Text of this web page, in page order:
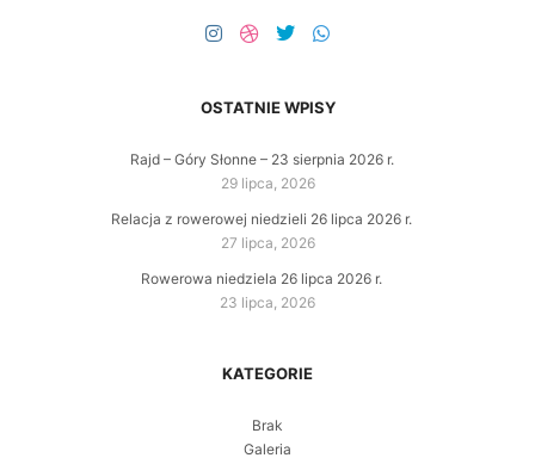
OSTATNIE WPISY
Rajd – Góry Słonne – 23 sierpnia 2026 r.
29 lipca, 2026
Relacja z rowerowej niedzieli 26 lipca 2026 r.
27 lipca, 2026
Rowerowa niedziela 26 lipca 2026 r.
23 lipca, 2026
KATEGORIE
Brak
Galeria